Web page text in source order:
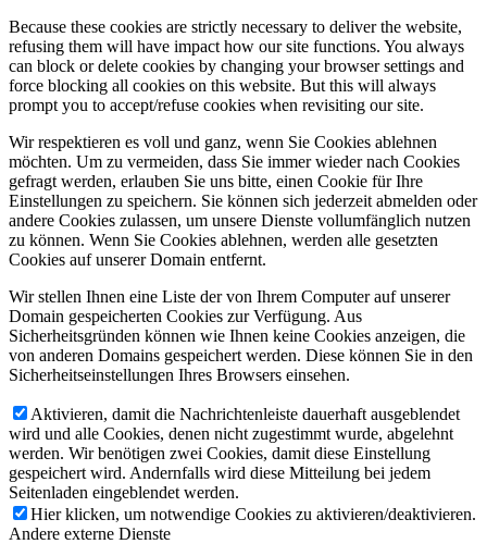
Because these cookies are strictly necessary to deliver the website,
refusing them will have impact how our site functions. You always
can block or delete cookies by changing your browser settings and
force blocking all cookies on this website. But this will always
prompt you to accept/refuse cookies when revisiting our site.
Wir respektieren es voll und ganz, wenn Sie Cookies ablehnen
möchten. Um zu vermeiden, dass Sie immer wieder nach Cookies
gefragt werden, erlauben Sie uns bitte, einen Cookie für Ihre
Einstellungen zu speichern. Sie können sich jederzeit abmelden oder
andere Cookies zulassen, um unsere Dienste vollumfänglich nutzen
zu können. Wenn Sie Cookies ablehnen, werden alle gesetzten
Cookies auf unserer Domain entfernt.
Wir stellen Ihnen eine Liste der von Ihrem Computer auf unserer
Domain gespeicherten Cookies zur Verfügung. Aus
Sicherheitsgründen können wie Ihnen keine Cookies anzeigen, die
von anderen Domains gespeichert werden. Diese können Sie in den
Sicherheitseinstellungen Ihres Browsers einsehen.
Aktivieren, damit die Nachrichtenleiste dauerhaft ausgeblendet
wird und alle Cookies, denen nicht zugestimmt wurde, abgelehnt
werden. Wir benötigen zwei Cookies, damit diese Einstellung
gespeichert wird. Andernfalls wird diese Mitteilung bei jedem
Seitenladen eingeblendet werden.
Hier klicken, um notwendige Cookies zu aktivieren/deaktivieren.
Andere externe Dienste